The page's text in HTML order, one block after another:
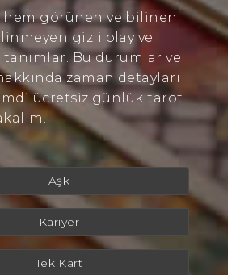
hem görünen ve bilinen
gizli olay ve
tanımlar. Bu durumlar ve
zaman detayları
ücretsiz günlük tarot
Aşk
Kariyer
Tek Kart